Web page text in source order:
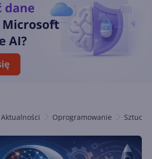
Aktualności Oprogramowanie